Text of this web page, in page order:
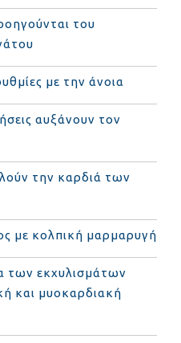
του
με την άνοια
αυξάνουν τον
την καρδιά των
με κολπική μαρμαρυγή
των εκχυλισμάτων
και μυοκαρδιακή